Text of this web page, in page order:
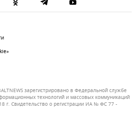
зарегистрировано в Федеральной службе
технологий и массовых коммуникаций
г. Свидетельство о регистрации ИА № ФС 77 -